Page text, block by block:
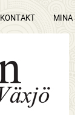
KONTAKT MINA